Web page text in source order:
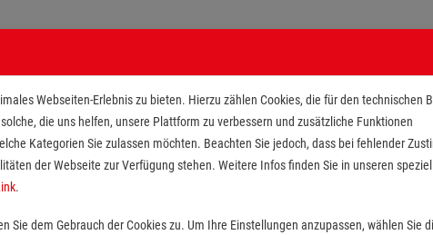
Webseiten-Erlebnis zu bieten. Hierzu zählen Cookies, die für den technischen
die uns helfen, unsere Plattform zu verbessern und zusätzliche Funktionen
Kategorien Sie zulassen möchten. Beachten Sie jedoch, dass bei fehlender
der Webseite zur Verfügung stehen. Weitere Infos finden Sie in unseren
.
Sie dem Gebrauch der Cookies zu. Um Ihre Einstellungen anzupassen, wählen Sie